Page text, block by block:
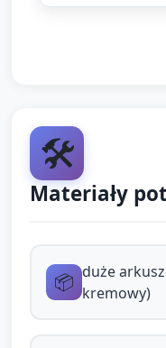
minut):
Dzieci
bułka,
🛠️
Materiały
📦 duże
kremowy)